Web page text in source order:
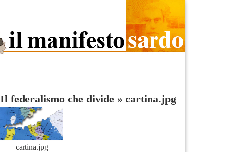
Il federalismo che divide » cartina.jpg
cartina.jpg